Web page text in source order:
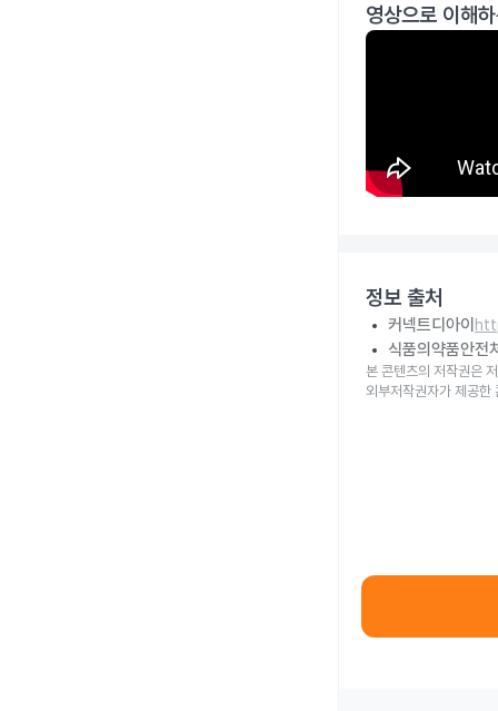
영상으로 이해
정보 출처
커넥트디아이
식품의약품안전
본 콘텐츠의 저작권은
외부저작권자가 제공한